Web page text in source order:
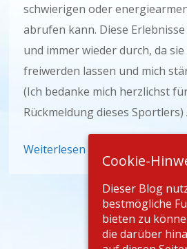
schwierigen oder
abrufen kann. Diese
und immer wieder durch, da
freiwerden lassen und mich
(Ich bedanke mich herzlichst
Rückmeldung dieses Sportlers)
Weiterlesen
Cookie-
Dieser Blog
bestmögliche
bieten zu
die darüber